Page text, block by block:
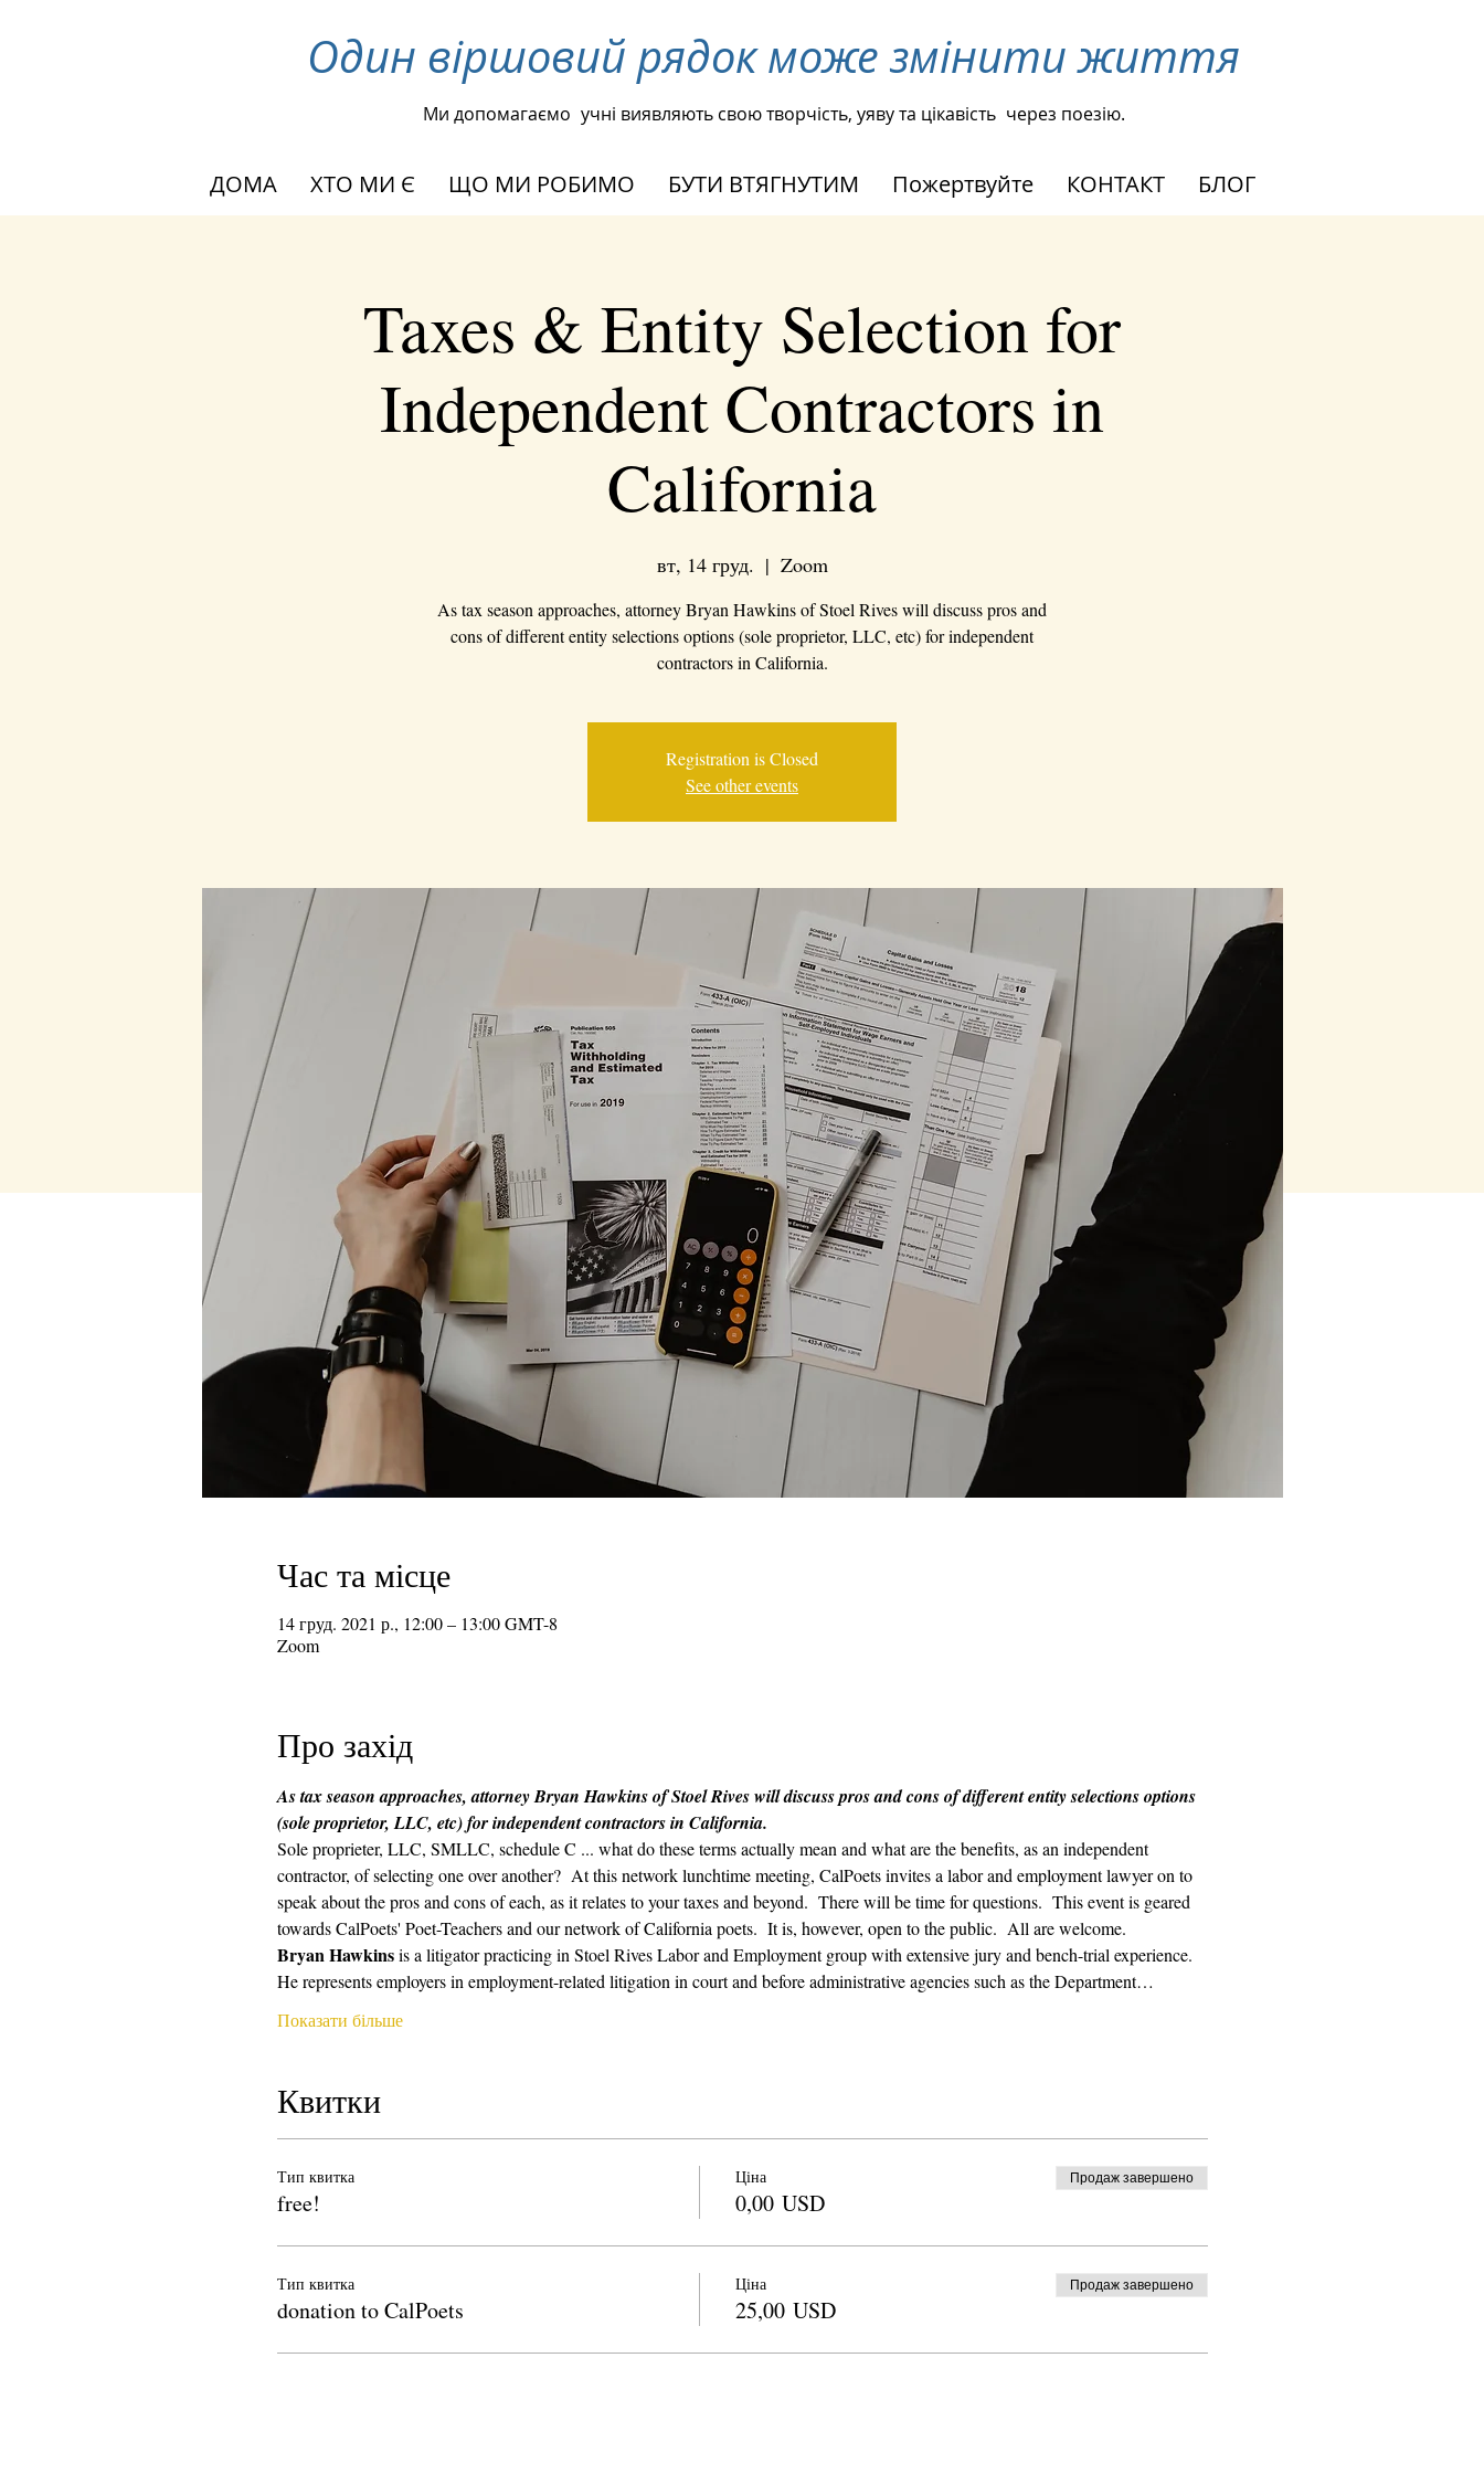
Один віршовий рядок може змінити життя
Ми допомагаємо учні виявляють свою творчість, уяву та цікавість через поезію.
ДОМА ХТО МИ Є ЩО МИ РОБИМО БУТИ ВТЯГНУТИМ Пожертвуйте КОНТАКТ БЛОГ
Taxes & Entity Selection for
Independent Contractors in
California
вт, 14 груд.
  |
Zoom
As tax season approaches, attorney Bryan Hawkins of Stoel Rives will discuss pros and
cons of different entity selections options (sole proprietor, LLC, etc) for independent
contractors in California.
Registration is Closed
See other events
Час та місце
14 груд. 2021 р., 12:00 – 13:00 GMT-8
Zoom
Про захід
As tax season approaches, attorney Bryan Hawkins of Stoel Rives will discuss pros and cons of different entity selections options
(sole proprietor, LLC, etc) for independent contractors in California.
Sole proprieter, LLC, SMLLC, schedule C ... what do these terms actually mean and what are the benefits, as an independent
contractor, of selecting one over another?  At this network lunchtime meeting, CalPoets invites a labor and employment lawyer on to
speak about the pros and cons of each, as it relates to your taxes and beyond.  There will be time for questions.  This event is geared
towards CalPoets' Poet-Teachers and our network of California poets.  It is, however, open to the public.  All are welcome.
Bryan Hawkins is a litigator practicing in Stoel Rives Labor and Employment group with extensive jury and bench-trial experience.
He represents employers in employment-related litigation in court and before administrative agencies such as the Department…
Показати більше
Квитки
Тип квитка
free!
Ціна
0,00 USD
Продаж завершено
Тип квитка
donation to CalPoets
Ціна
25,00 USD
Продаж завершено